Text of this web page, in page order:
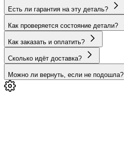
Есть ли гарантия на эту деталь?
Как проверяется состояние детали?
Как заказать и оплатить?
Сколько идёт доставка?
Можно ли вернуть, если не подошла?